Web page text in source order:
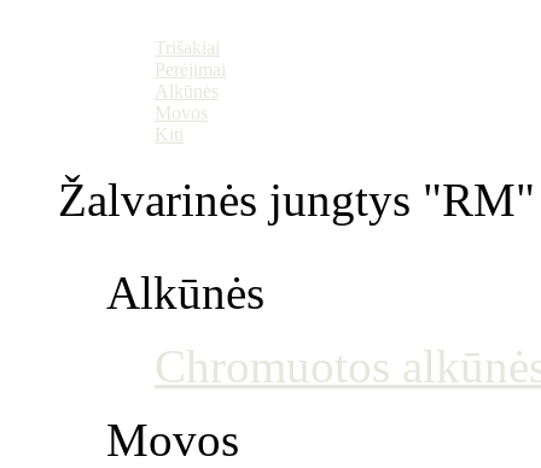
Trišakiai
Perėjimai
Alkūnės
Movos
Kiti
Žalvarinės jungtys
Alkūnės
Chromuotos
Movos